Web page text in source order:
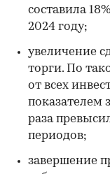
составила
2024 году;
увеличение
торги. По
от всех
показателем
раза
периодов;
завершение